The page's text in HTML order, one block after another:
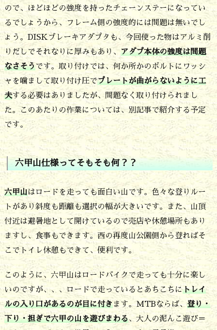
ので、ほどほどの強度を持ったチェーンステーになってい
るでしょうから、フレーム側の強度的には問題は無いでし
ょう。DISKブレーキアダプタも、今回使った物はアルミ削
りだしでそれなりに厚みもあり、 アダプ本体の強度は問題
なさそうです。取り付けでは、何か所かのボルトにワッシ
ャを噛まして取り付け圧でプレートが曲がらないように工
夫する必要はありましたが、問題なく取り付けられまし
た。このあたりの作業については、別記事で紹介する予定
です。
六甲山仕様ってそもそも何？？
六甲山はロードを走っても面白い山です。色々な登りルー
トがあり斜度も距離も選択の幅が大きいです。また、山頂
付近は避暑地として開けているので売店や休憩場所もあり
ますし、食事もできます。西の再度山公園側から登ればそ
こでトイレ休憩もできて、便利です。
このように、六甲山はロードバイクで走っても十分に楽し
いのですが、、、ロードで走っているとあちこちにトレイ
ルの入り口があるのが目に付きます。MTBならば、登り・
下り・担ぎで六甲の山を遊びまわる、大人の泥んこ遊び＝